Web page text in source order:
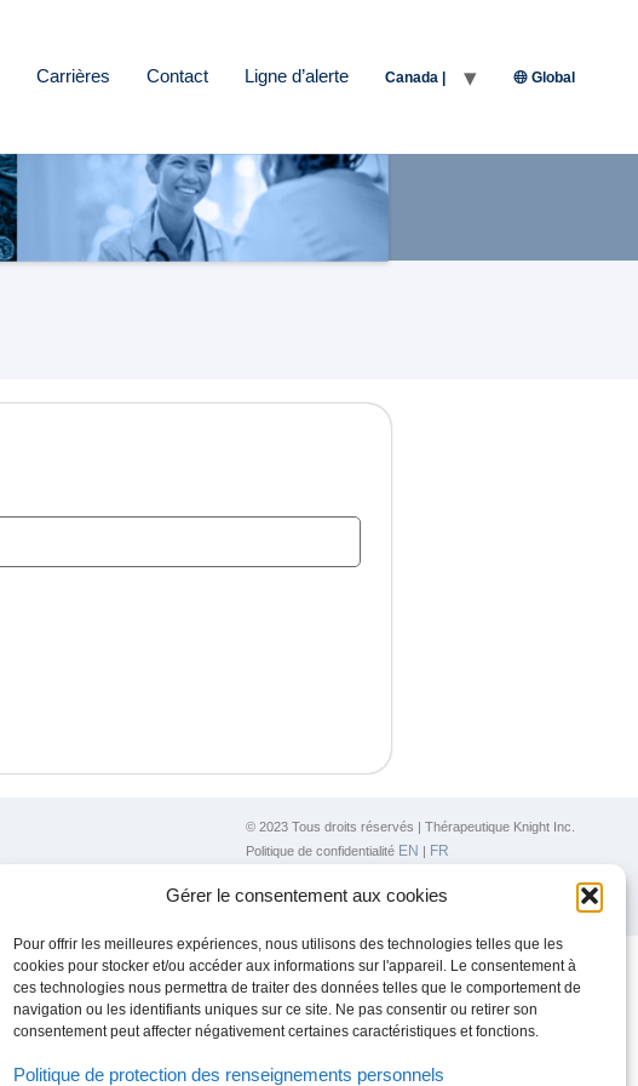
Gérer le consentement aux cookies
Pour offrir les meilleures expériences, nous utilisons des technologies telles que les
cookies pour stocker et/ou accéder aux informations sur l'appareil. Le consentement à
ces technologies nous permettra de traiter des données telles que le comportement de
navigation ou les identifiants uniques sur ce site. Ne pas consentir ou retirer son
consentement peut affecter négativement certaines caractéristiques et fonctions.
Politique de protection des renseignements personnels
Carrières Contact Ligne d’alerte Canada | Global
© 2023 Tous droits réservés | Thérapeutique Knight Inc.
Politique de confidentialité EN | FR
Code de Conduite et de l'étiqueEN